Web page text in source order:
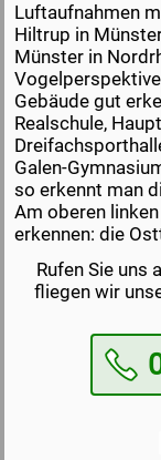
Luftaufnahmen
Hiltrup in
Münster in
Gebäude gut
Realschule,
Galen-
so erkennt man
Am oberen
erkennen: die
Rufen Sie uns
fliegen wir